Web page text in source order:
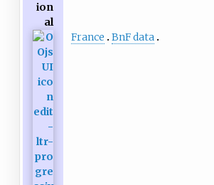
ion
al
France
BnF data